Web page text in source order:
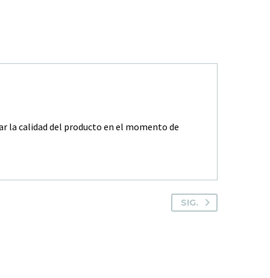
la calidad del producto en el momento de
SIG.